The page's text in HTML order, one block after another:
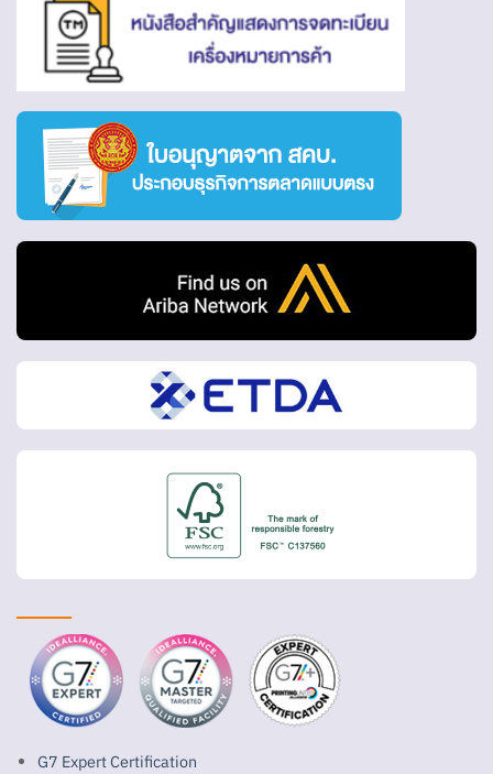
G7 Expert Certification